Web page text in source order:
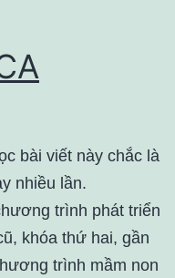
bài viết này chắc là
nhiều lần.
trình phát triển
khóa thứ hai, gần
trình mầm non